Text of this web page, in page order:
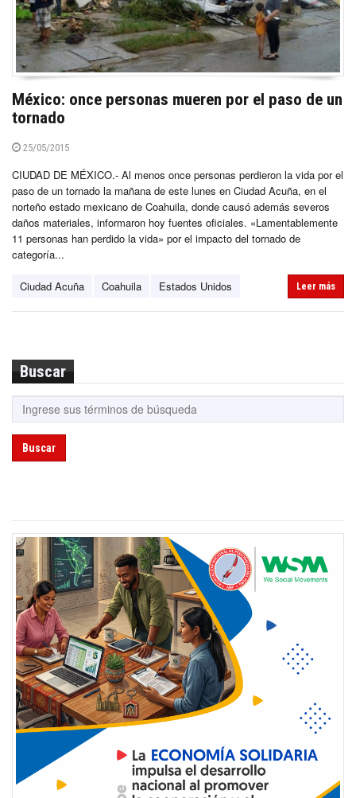
México: once personas mueren por el paso de un
tornado
25/05/2015
CIUDAD DE MÉXICO.- Al menos once personas perdieron la vida por el
paso de un tornado la mañana de este lunes en Ciudad Acuña, en el
norteño estado mexicano de Coahuila, donde causó además severos
daños materiales, informaron hoy fuentes oficiales. «Lamentablemente
11 personas han perdido la vida» por el impacto del tornado de
categoría...
Ciudad Acuña Coahuila Estados Unidos Leer más
Buscar
Buscar